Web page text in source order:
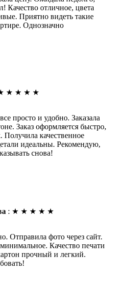
Качество отличное, цвета
Приятно видеть такие
Однозначно
★ ★ ★ ★
просто и удобно. Заказала
Заказ оформляется быстро,
Получила качественное
идеальны. Рекомендую,
снова!
: ★ ★ ★ ★ ★
Отправила фото через сайт.
Качество печати
прочный и легкий.